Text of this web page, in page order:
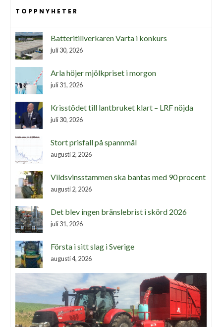
TOPPNYHETER
Batteritillverkaren Varta i konkurs
juli 30, 2026
Arla höjer mjölkpriset i morgon
juli 31, 2026
Krisstödet till lantbruket klart – LRF nöjda
juli 30, 2026
Stort prisfall på spannmål
augusti 2, 2026
Vildsvinsstammen ska bantas med 90 procent
augusti 2, 2026
Det blev ingen bränslebrist i skörd 2026
juli 31, 2026
Första i sitt slag i Sverige
augusti 4, 2026